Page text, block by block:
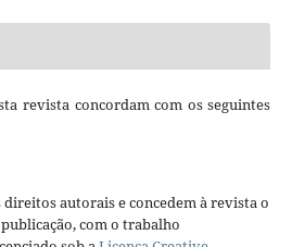
revista concordam com os seguintes
autorais e concedem à revista o
com o trabalho